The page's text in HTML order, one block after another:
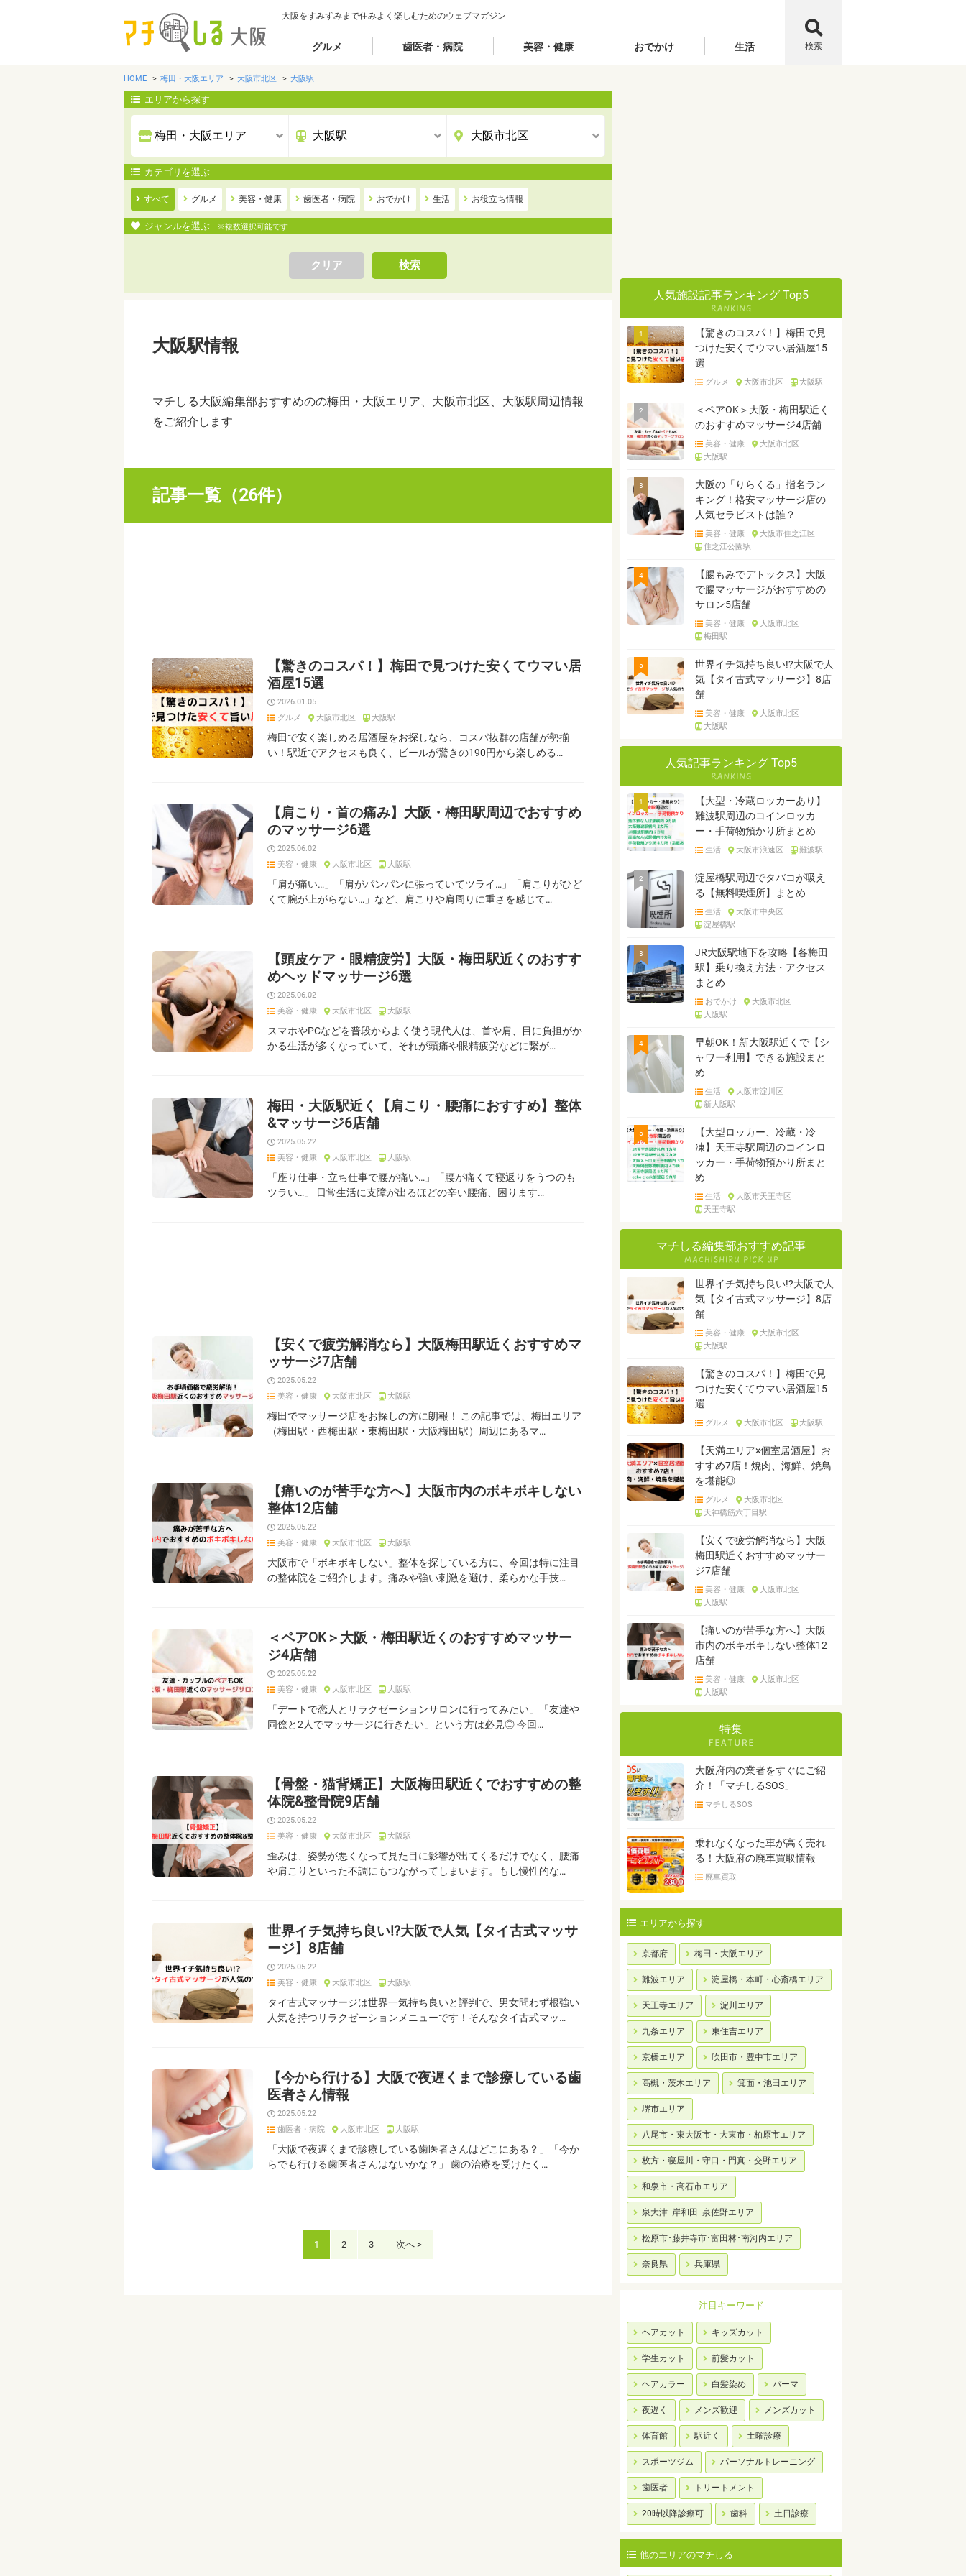
大阪をすみずみまで住みよく楽しむためのウェブマガジン
グルメ 歯医者・病院 美容・健康 おでかけ 生活 検索
HOME 梅田・大阪エリア 大阪市北区 大阪駅
エリアから探す
カテゴリを選ぶ
すべて グルメ 美容・健康 歯医者・病院 おでかけ 生活 お役立ち情報
ジャンルを選ぶ ※複数選択可能です
クリア 検索
大阪駅情報
マチしる大阪編集部おすすめのの梅田・大阪エリア、大阪市北区、大阪駅周辺情報
をご紹介します
記事一覧（26件）
【驚きのコスパ！】梅田で見つけた安くてウマい居
酒屋15選
2026.01.05
グルメ
大阪市北区 大阪駅
梅田で安く楽しめる居酒屋をお探しなら、コスパ抜群の店舗が勢揃
い！駅近でアクセスも良く、ビールが驚きの190円から楽しめる…
【肩こり・首の痛み】大阪・梅田駅周辺でおすすめ
のマッサージ6選
2025.06.02
美容・健康
大阪市北区 大阪駅
「肩が痛い…」「肩がパンパンに張っていてツライ…」「肩こりがひど
くて腕が上がらない…」など、肩こりや肩周りに重さを感じて…
【頭皮ケア・眼精疲労】大阪・梅田駅近くのおすす
めヘッドマッサージ6選
2025.06.02
美容・健康
大阪市北区 大阪駅
スマホやPCなどを普段からよく使う現代人は、首や肩、目に負担がか
かる生活が多くなっていて、それが頭痛や眼精疲労などに繋が…
梅田・大阪駅近く【肩こり・腰痛におすすめ】整体
&マッサージ6店舗
2025.05.22
美容・健康
大阪市北区 大阪駅
「座り仕事・立ち仕事で腰が痛い…」「腰が痛くて寝返りをうつのも
ツラい…」 日常生活に支障が出るほどの辛い腰痛、困ります…
【安くで疲労解消なら】大阪梅田駅近くおすすめマ
ッサージ7店舗
2025.05.22
美容・健康
大阪市北区 大阪駅
梅田でマッサージ店をお探しの方に朗報！ この記事では、梅田エリア
（梅田駅・西梅田駅・東梅田駅・大阪梅田駅）周辺にあるマ…
【痛いのが苦手な方へ】大阪市内のボキボキしない
整体12店舗
2025.05.22
美容・健康
大阪市北区 大阪駅
大阪市で「ボキボキしない」整体を探している方に、今回は特に注目
の整体院をご紹介します。痛みや強い刺激を避け、柔らかな手技…
＜ペアOK＞大阪・梅田駅近くのおすすめマッサー
ジ4店舗
2025.05.22
美容・健康
大阪市北区 大阪駅
「デートで恋人とリラクゼーションサロンに行ってみたい」「友達や
同僚と2人でマッサージに行きたい」という方は必見◎ 今回…
【骨盤・猫背矯正】大阪梅田駅近くでおすすめの整
体院&整骨院9店舗
2025.05.22
美容・健康
大阪市北区 大阪駅
歪みは、姿勢が悪くなって見た目に影響が出てくるだけでなく、腰痛
や肩こりといった不調にもつながってしまいます。もし慢性的な…
世界イチ気持ち良い!?大阪で人気【タイ古式マッサ
ージ】8店舗
2025.05.22
美容・健康
大阪市北区 大阪駅
タイ古式マッサージは世界一気持ち良いと評判で、男女問わず根強い
人気を持つリラクゼーションメニューです！そんなタイ古式マッ…
【今から行ける】大阪で夜遅くまで診療している歯
医者さん情報
2025.05.22
歯医者・病院
大阪市北区 大阪駅
「大阪で夜遅くまで診療している歯医者さんはどこにある？」「今か
らでも行ける歯医者さんはないかな？」 歯の治療を受けたく…
1 2 3 次へ >
人気施設記事ランキング Top5
1
【驚きのコスパ！】梅田で見
つけた安くてウマい居酒屋15
選
グルメ 大阪市北区 大阪駅
2
＜ペアOK＞大阪・梅田駅近く
のおすすめマッサージ4店舗
美容・健康
大阪市北区
大阪駅
3
大阪の「りらくる」指名ラン
キング！格安マッサージ店の
人気セラピストは誰？
美容・健康
大阪市住之江区
住之江公園駅
4
【腸もみでデトックス】大阪
で腸マッサージがおすすめの
サロン5店舗
美容・健康
大阪市北区
梅田駅
5
世界イチ気持ち良い!?大阪で人
気【タイ古式マッサージ】8店
舗
美容・健康
大阪市北区
大阪駅
人気記事ランキング Top5
1
【大型・冷蔵ロッカーあり】
難波駅周辺のコインロッカ
ー・手荷物預かり所まとめ
生活 大阪市浪速区 難波駅
2
淀屋橋駅周辺でタバコが吸え
る【無料喫煙所】まとめ
生活
大阪市中央区
淀屋橋駅
3
JR大阪駅地下を攻略【各梅田
駅】乗り換え方法・アクセス
まとめ
おでかけ
大阪市北区
大阪駅
4
早朝OK！新大阪駅近くで【シ
ャワー利用】できる施設まと
め
生活
大阪市淀川区
新大阪駅
5
【大型ロッカー、冷蔵・冷
凍】天王寺駅周辺のコインロ
ッカー・手荷物預かり所まと
め
生活
大阪市天王寺区
天王寺駅
マチしる編集部おすすめ記事
世界イチ気持ち良い!?大阪で人
気【タイ古式マッサージ】8店
舗
美容・健康
大阪市北区
大阪駅
【驚きのコスパ！】梅田で見
つけた安くてウマい居酒屋15
選
グルメ 大阪市北区 大阪駅
【天満エリア×個室居酒屋】お
すすめ7店！焼肉、海鮮、焼鳥
を堪能◎
グルメ
大阪市北区
天神橋筋六丁目駅
【安くで疲労解消なら】大阪
梅田駅近くおすすめマッサー
ジ7店舗
美容・健康
大阪市北区
大阪駅
【痛いのが苦手な方へ】大阪
市内のボキボキしない整体12
店舗
美容・健康
大阪市北区
大阪駅
特集
大阪府内の業者をすぐにご紹
介！「マチしるSOS」
マチしるSOS
乗れなくなった車が高く売れ
る！大阪府の廃車買取情報
廃車買取
エリアから探す
京都府 梅田・大阪エリア
難波エリア 淀屋橋・本町・心斎橋エリア
天王寺エリア 淀川エリア
九条エリア 東住吉エリア
京橋エリア 吹田市・豊中市エリア
高槻・茨木エリア 箕面・池田エリア
堺市エリア
八尾市・東大阪市・大東市・柏原市エリア
枚方・寝屋川・守口・門真・交野エリア
和泉市・高石市エリア
泉大津･岸和田･泉佐野エリア
松原市･藤井寺市･富田林･南河内エリア
奈良県 兵庫県
注目キーワード
ヘアカット キッズカット
学生カット 前髪カット
ヘアカラー 白髪染め パーマ
夜遅く メンズ歓迎 メンズカット
体育館 駅近く 土曜診療
スポーツジム パーソナルトレーニング
歯医者 トリートメント
20時以降診療可 歯科 土日診療
他のエリアのマチしる